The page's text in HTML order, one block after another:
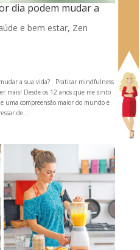
dia podem mudar a
e bem estar, Zen
a sua vida? Praticar mindfulness
mais! Desde os 12 anos que me sinto
uma compreensão maior do mundo e
de...